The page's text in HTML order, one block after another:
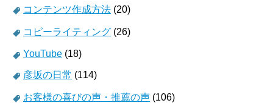
コンテンツ作成方法 (20)
コピーライティング (26)
YouTube (18)
彦坂の日常 (114)
お客様の喜びの声・推薦の声 (106)